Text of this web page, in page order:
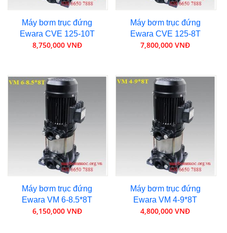
Máy bơm trục đứng
Ewara CVE 125-10T
8,750,000 VNĐ
Máy bơm trục đứng
Ewara CVE 125-8T
7,800,000 VNĐ
Máy bơm trục đứng
Ewara VM 6-8.5*8T
6,150,000 VNĐ
Máy bơm trục đứng
Ewara VM 4-9*8T
4,800,000 VNĐ